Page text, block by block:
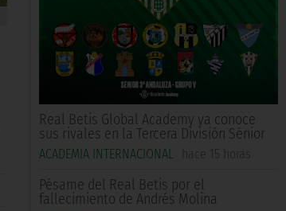
Real Betis Global Academy ya conoce
sus rivales en la Tercera División Sénior
ACADEMIA INTERNACIONAL hace 15 horas
Pésame del Real Betis por el
fallecimiento de Andrés Molina